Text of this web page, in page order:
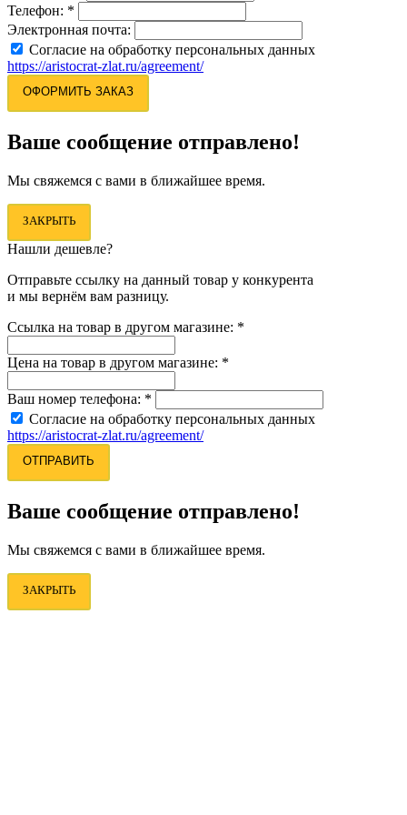
Телефон: *
Электронная почта:
Согласие на обработку персональных данных
https://aristocrat-zlat.ru/agreement/
ОФОРМИТЬ ЗАКАЗ
Ваше сообщение отправлено!
Мы свяжемся с вами в ближайшее время.
ЗАКРЫТЬ
Нашли дешевле?
Отправьте ссылку на данный товар у конкурента
и мы вернём вам разницу.
Ссылка на товар в другом магазине: *
Цена на товар в другом магазине: *
Ваш номер телефона: *
Согласие на обработку персональных данных
https://aristocrat-zlat.ru/agreement/
ОТПРАВИТЬ
Ваше сообщение отправлено!
Мы свяжемся с вами в ближайшее время.
ЗАКРЫТЬ